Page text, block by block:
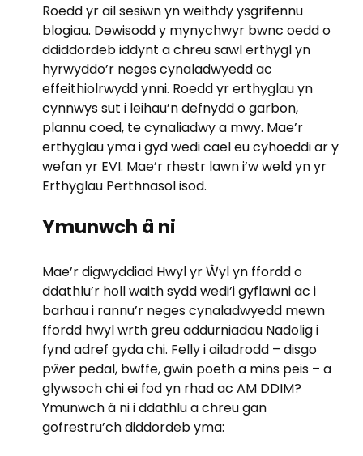
Roedd yr ail sesiwn yn weithdy ysgrifennu
blogiau. Dewisodd y mynychwyr bwnc oedd o
ddiddordeb iddynt a chreu sawl erthygl yn
hyrwyddo’r neges cynaladwyedd ac
effeithiolrwydd ynni. Roedd yr erthyglau yn
cynnwys sut i leihau’n defnydd o garbon,
plannu coed, te cynaliadwy a mwy. Mae’r
erthyglau yma i gyd wedi cael eu cyhoeddi ar y
wefan yr EVI. Mae’r rhestr lawn i’w weld yn yr
Erthyglau Perthnasol isod.
Ymunwch â ni
Mae’r digwyddiad Hwyl yr Ŵyl yn ffordd o
ddathlu’r holl waith sydd wedi’i gyflawni ac i
barhau i rannu’r neges cynaladwyedd mewn
ffordd hwyl wrth greu addurniadau Nadolig i
fynd adref gyda chi. Felly i ailadrodd – disgo
pŵer pedal, bwffe, gwin poeth a mins peis – a
glywsoch chi ei fod yn rhad ac AM DDIM?
Ymunwch â ni i ddathlu a chreu gan
gofrestru’ch diddordeb yma: